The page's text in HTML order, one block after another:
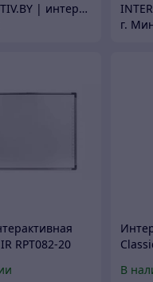
INTERAKTIV.BY | интерактивное оборудование
г.
RPT082-20
В